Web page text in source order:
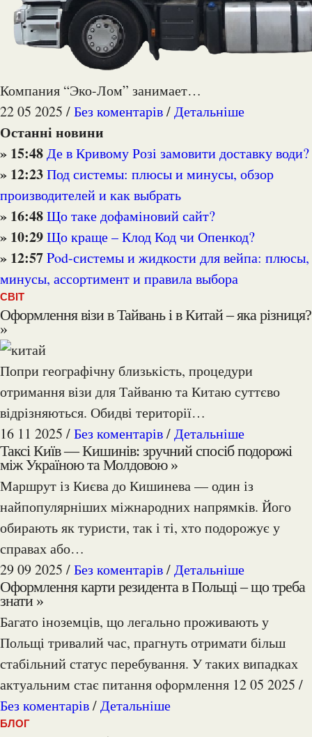
Компания “Эко-Лом” занимает…
22 05 2025 /Без коментарів/Детальніше
Останні новини
» 15:48Де в Кривому Розі замовити доставку води?
» 12:23Под системы: плюсы и минусы, обзор
производителей и как выбрать
» 16:48Що таке дофаміновий сайт?
» 10:29Що краще – Клод Код чи Опенкод?
» 12:57Pod-системы и жидкости для вейпа: плюсы,
минусы, ассортимент и правила выбора
CВІТ
Оформлення візи в Тайвань і в Китай – яка різниця?
»
Попри географічну близькість, процедури
отримання візи для Тайваню та Китаю суттєво
відрізняються. Обидві території…
16 11 2025 /Без коментарів/Детальніше
Таксі Київ — Кишинів: зручний спосіб подорожі
між Україною та Молдовою »
Маршрут із Києва до Кишинева — один із
найпопулярніших міжнародних напрямків. Його
обирають як туристи, так і ті, хто подорожує у
справах або…
29 09 2025 /Без коментарів/Детальніше
Оформлення карти резидента в Польщі – що треба
знати »
Багато іноземців, що легально проживають у
Польщі тривалий час, прагнуть отримати більш
стабільний статус перебування. У таких випадках
актуальним стає питання оформлення 12 05 2025 /
Без коментарів/Детальніше
БЛОГ